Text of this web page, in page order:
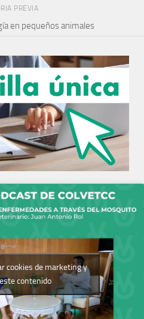
PREVIA
en pequeños animales
cookies de marketing y
contenido